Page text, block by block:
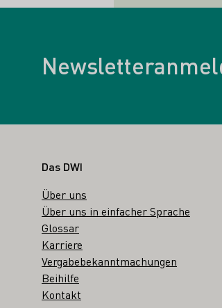
Fußbereich
Das DWI
Über uns
Über uns in einfacher Sprache
Glossar
Karriere
Vergabebekanntmachungen
Beihilfe
Kontakt